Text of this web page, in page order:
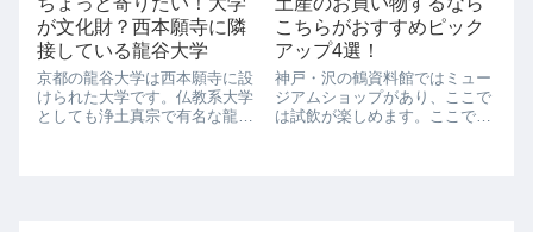
もあります。なんばウォーク自
体は、東は...
が文化財？西本願寺に隣
接している龍谷大学
京都の龍谷大学は西本願寺に設
けられた大学です。仏教系大学
としても浄土真宗で有名な龍谷
こちらがおすすめピック
アップ4選！
神戸・沢の鶴資料館ではミュー
ジアムショップがあり、ここで
は試飲が楽しめます。ここでし